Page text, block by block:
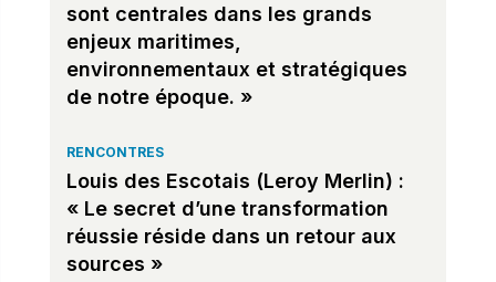
sont centrales dans les grands
enjeux maritimes,
environnementaux et stratégiques
de notre époque. »
RENCONTRES
Louis des Escotais (Leroy Merlin) :
« Le secret d’une transformation
réussie réside dans un retour aux
sources »